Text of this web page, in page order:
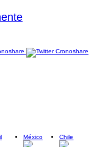
México Chile